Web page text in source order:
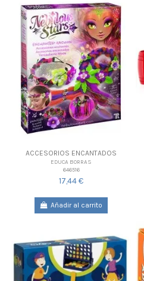
ACCESORIOS ENCANTADOS
EDUCA BORRAS
646516
17,44 €
Añadir al carrito